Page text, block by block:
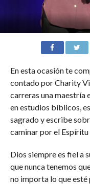
En esta ocasión te
contado por Charity
carreras una maestría
en estudios bíblicos,
sagrado y escribe
caminar por el Espíritu
Dios siempre es fiel a
que nunca tenemos
no importa lo que esté